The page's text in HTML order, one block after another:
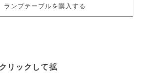
ランプテーブルを購入する
リックして拡